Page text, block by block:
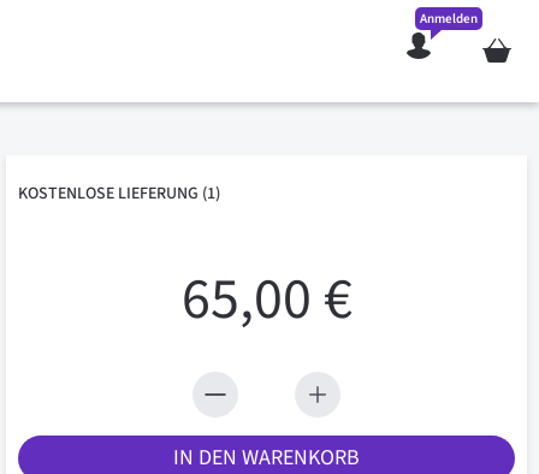
Mein
Anmelden
KOSTENLOSE LIEFERUNG (1)
65,00 €
IN DEN WARENKORB